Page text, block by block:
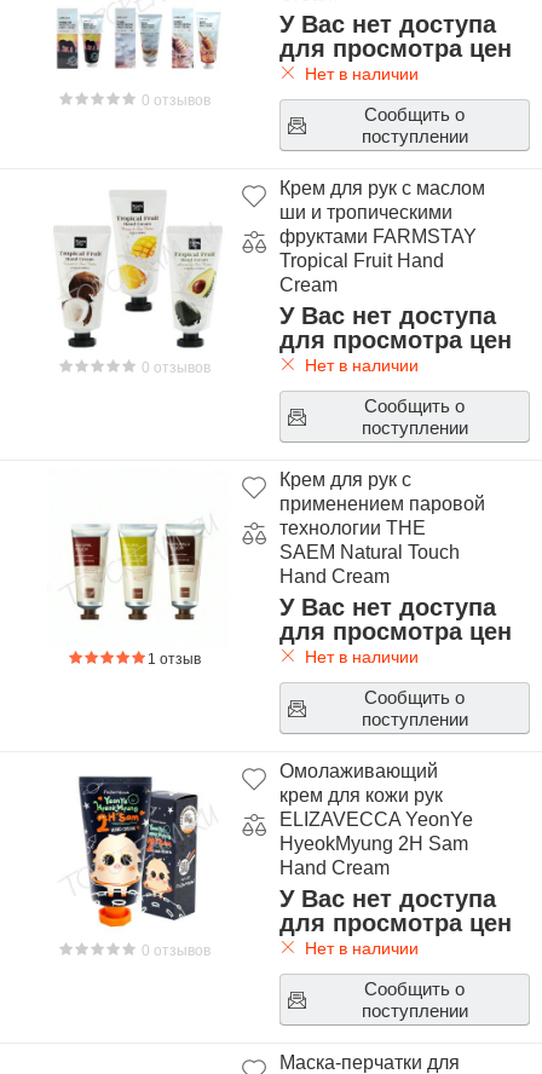
0 отзывов
У Вас нет доступа
для просмотра цен
Нет в наличии
Сообщить о
поступлении
0 отзывов
Крем для рук с маслом
ши и тропическими
фруктами FARMSTAY
Tropical Fruit Hand
Cream
У Вас нет доступа
для просмотра цен
Нет в наличии
Сообщить о
поступлении
1 отзыв
Крем для рук с
применением паровой
технологии THE
SAEM Natural Touch
Hand Cream
У Вас нет доступа
для просмотра цен
Нет в наличии
Сообщить о
поступлении
0 отзывов
Омолаживающий
крем для кожи рук
ELIZAVECCA YeonYe
HyeokMyung 2H Sam
Hand Cream
У Вас нет доступа
для просмотра цен
Нет в наличии
Сообщить о
поступлении
Маска-перчатки для